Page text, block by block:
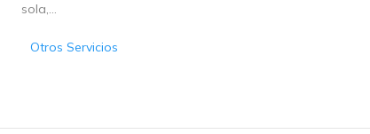
sola,...
Otros Servicios